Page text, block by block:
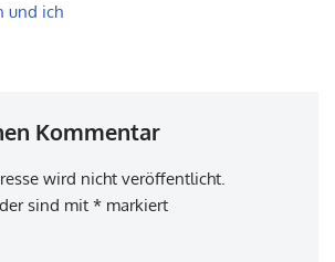
und ich
Kommentar
wird nicht veröffentlicht.
sind mit * markiert